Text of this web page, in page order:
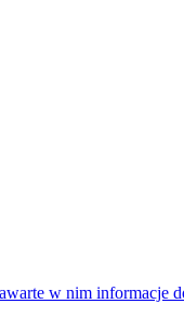
w nim informacje